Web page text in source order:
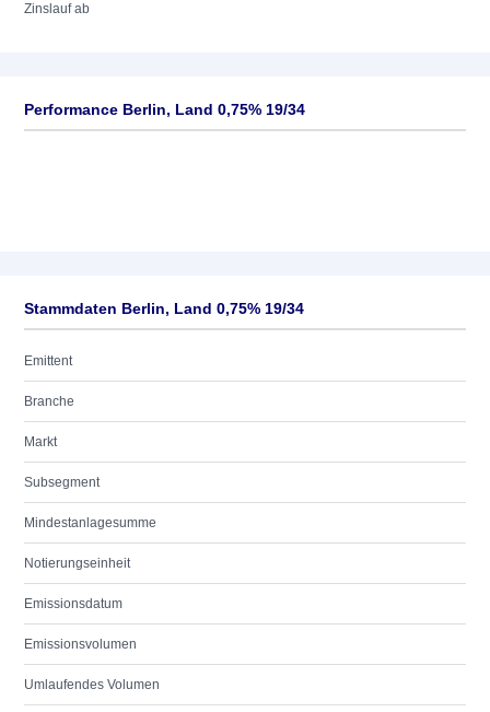
Zinslauf ab
Performance Berlin, Land 0,75% 19/34
Stammdaten Berlin, Land 0,75% 19/34
Emittent
Branche
Markt
Subsegment
Mindestanlagesumme
Notierungseinheit
Emissionsdatum
Emissionsvolumen
Umlaufendes Volumen